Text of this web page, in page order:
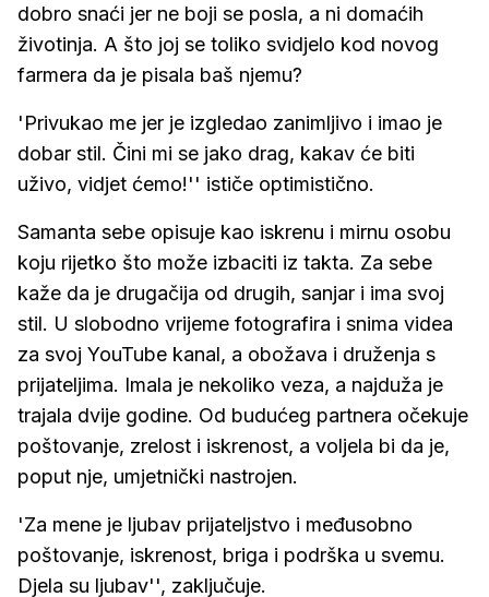
dobro snaći jer ne boji se posla, a ni domaćih
životinja. A što joj se toliko svidjelo kod novog
farmera da je pisala baš njemu?
'Privukao me jer je izgledao zanimljivo i imao je
dobar stil. Čini mi se jako drag, kakav će biti
uživo, vidjet ćemo!'' ističe optimistično.
Samanta sebe opisuje kao iskrenu i mirnu osobu
koju rijetko što može izbaciti iz takta. Za sebe
kaže da je drugačija od drugih, sanjar i ima svoj
stil. U slobodno vrijeme fotografira i snima videa
za svoj YouTube kanal, a obožava i druženja s
prijateljima. Imala je nekoliko veza, a najduža je
trajala dvije godine. Od budućeg partnera očekuje
poštovanje, zrelost i iskrenost, a voljela bi da je,
poput nje, umjetnički nastrojen.
'Za mene je ljubav prijateljstvo i međusobno
poštovanje, iskrenost, briga i podrška u svemu.
Djela su ljubav'', zaključuje.